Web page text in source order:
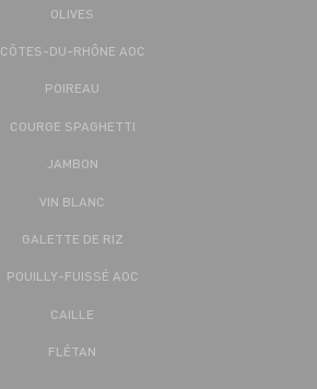
OLIVES
CÔTES-DU-RHÔNE AOC
POIREAU
COURGE SPAGHETTI
JAMBON
VIN BLANC
GALETTE DE RIZ
POUILLY-FUISSÉ AOC
CAILLE
FLÉTAN